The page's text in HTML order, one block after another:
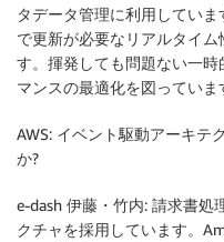
タデータ管理に利用していま
で更新が必要なリアルタイ
す。揮発しても問題ない一
マンスの最適化を図っていま
AWS: イベント駆動アーキテ
か?
e-dash 伊藤・竹内: 請求書処
クチャを採用しています。